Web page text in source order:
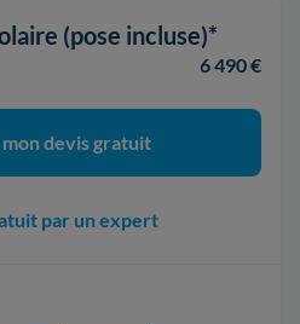
(pose incluse)*
6 490 €
devis gratuit
par un expert